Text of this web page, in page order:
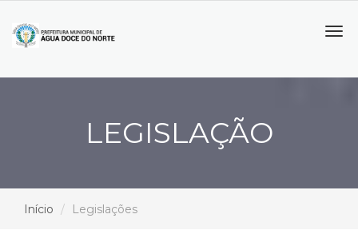
LEGISLAÇÃO
Início Legislações